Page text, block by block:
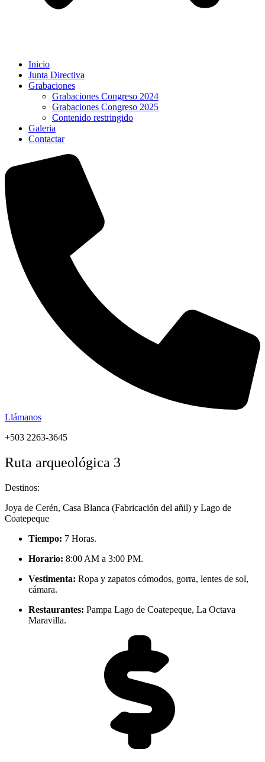
Inicio
Junta Directiva
Grabaciones
Grabaciones Congreso 2024
Grabaciones Congreso 2025
Contenido restringido
Galeria
Contactar
Llámanos
+503 2263-3645
Ruta arqueológica 3
Destinos:
Joya de Cerén, Casa Blanca (Fabricación del añil) y Lago de
Coatepeque
Tiempo: 7 Horas.
Horario: 8:00 AM a 3:00 PM.
Vestimenta: Ropa y zapatos cómodos, gorra, lentes de sol,
cámara.
Restaurantes: Pampa Lago de Coatepeque, La Octava
Maravilla.